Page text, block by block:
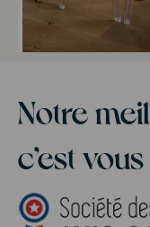
Notre
c’est vous